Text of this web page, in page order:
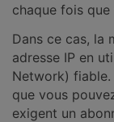
chaque fois
Dans ce cas, la
adresse IP en
Network) fiable.
que vous
exigent un